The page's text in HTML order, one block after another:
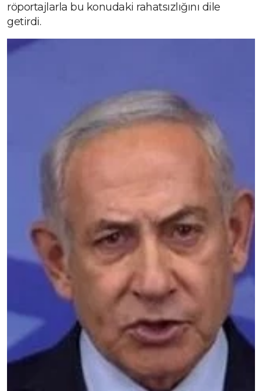
röportajlarla bu konudaki rahatsızlığını dile
getirdi.